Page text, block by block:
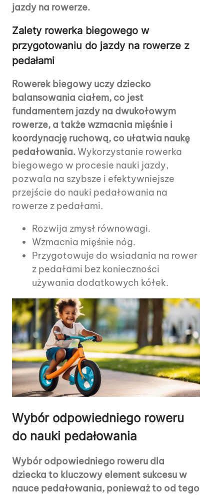
jazdy na rowerze.
Zalety rowerka biegowego w
przygotowaniu do jazdy na rowerze z
pedałami
Rowerek biegowy uczy dziecko
balansowania ciałem, co jest
fundamentem jazdy na dwukołowym
rowerze, a także wzmacnia mięśnie i
koordynację ruchową, co ułatwia naukę
pedałowania. Wykorzystanie rowerka
biegowego w procesie nauki jazdy,
pozwala na szybsze i efektywniejsze
przejście do nauki pedałowania na
rowerze z pedałami.
Rozwija zmysł równowagi.
Wzmacnia mięśnie nóg.
Przygotowuje do wsiadania na rower
z pedałami bez konieczności
używania dodatkowych kółek.
Wybór odpowiedniego roweru
do nauki pedałowania
Wybór odpowiedniego roweru dla
dziecka to kluczowy element sukcesu w
nauce pedałowania, ponieważ to od tego